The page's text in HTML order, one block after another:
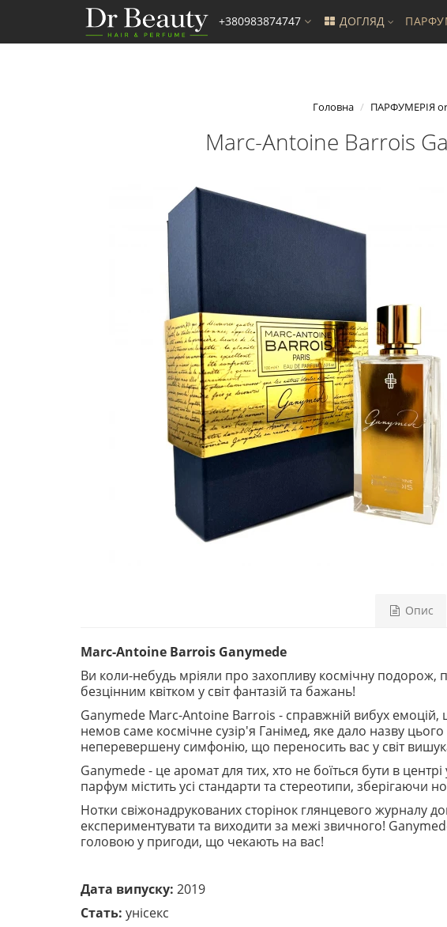
+380983874747 ДОГЛЯД
Головна ПАРФУМЕРІЯ
Marc-Antoine Barrois
Опис
Marc-Antoine Barrois Ganymede
Ви коли-небудь мріяли про захопливу космічну
безцінним квітком у світ фантазій та бажань!
Ganymede Marc-Antoine Barrois - справжній вибух
немов саме космічне сузір'я Ганімед, яке дало назву
неперевершену симфонію, що переносить вас у світ
Ganymede - це аромат для тих, хто не боїться бути в
парфум містить усі стандарти та стереотипи, зберігаючи
Нотки свіжонадрукованих сторінок глянцевого журналу
експериментувати та виходити за межі звичного!
головою у пригоди, що чекають на вас!
Дата випуску: 2019
Стать: унісекс